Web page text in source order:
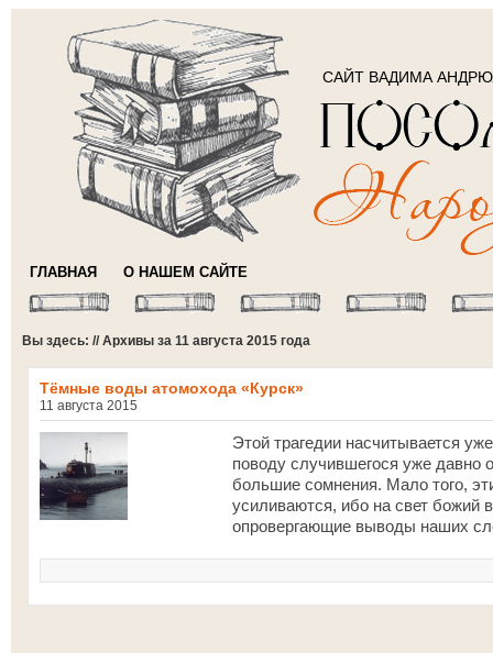
САЙТ ВАДИМА
ГЛАВНАЯ О НАШЕМ САЙТЕ
Вы здесь: // Архивы за 11 августа 2015 года
Тёмные воды атомохода «Курск»
11 августа 2015
Этой трагедии насчитывается
поводу случившегося уже давно
большие сомнения. Мало того,
усиливаются, ибо на свет божий
опровергающие выводы наших